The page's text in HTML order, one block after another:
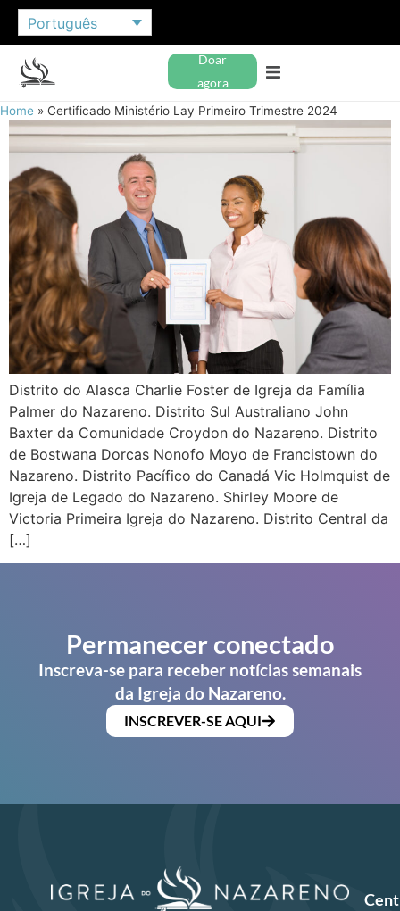
Português
Doar
agora
Home » Certificado Ministério Lay Primeiro Trimestre 2024
Distrito do Alasca Charlie Foster de Igreja da Família
Palmer do Nazareno. Distrito Sul Australiano John
Baxter da Comunidade Croydon do Nazareno. Distrito
de Bostwana Dorcas Nonofo Moyo de Francistown do
Nazareno. Distrito Pacífico do Canadá Vic Holmquist de
Igreja de Legado do Nazareno. Shirley Moore de
Victoria Primeira Igreja do Nazareno. Distrito Central da
[…]
Permanecer conectado
Inscreva-se para receber notícias semanais
da Igreja do Nazareno.
INSCREVER-SE AQUI